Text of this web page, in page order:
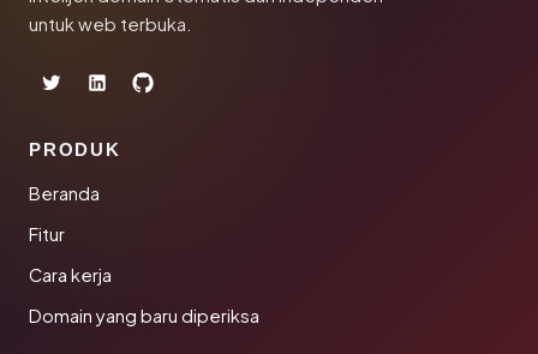
untuk web terbuka.
PRODUK
Beranda
Fitur
Cara kerja
Domain yang baru diperiksa